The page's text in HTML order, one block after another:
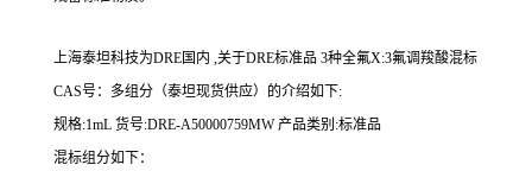
上海泰坦科技为DRE国内 ,关于DRE标准品 3种全氟X:3氟调羧酸混标
CAS号：多组分（泰坦现货供应）的介绍如下:
规格:1mL 货号:DRE-A50000759MW 产品类别:标准品
混标组分如下：